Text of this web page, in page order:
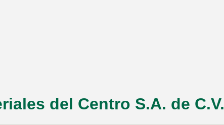
del Centro S.A. de C.V.